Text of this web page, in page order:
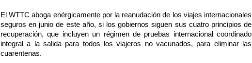
El WTTC aboga enérgicamente por la reanudación de los viajes internacionales
seguros en junio de este año, si los gobiernos siguen sus cuatro principios de
recuperación, que incluyen un régimen de pruebas internacional coordinado
integral a la salida para todos los viajeros no vacunados, para eliminar las
cuarentenas.